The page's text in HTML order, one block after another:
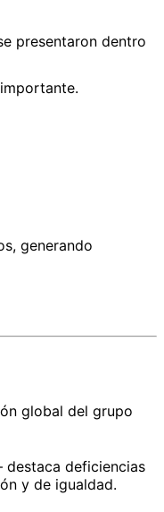
presentaron dentro
generando
global del grupo
destaca deficiencias
y de igualdad.